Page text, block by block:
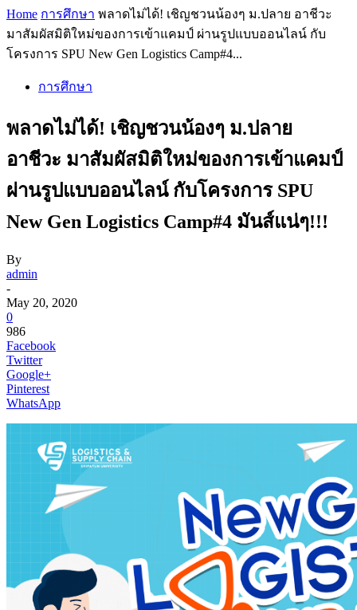
Home การศึกษา พลาดไม่ได้! เชิญชวนน้องๆ ม.ปลาย อาชีวะ
มาสัมผัสมิติใหม่ของการเข้าแคมป์ ผ่านรูปแบบออนไลน์ กับ
โครงการ SPU New Gen Logistics Camp#4...
การศึกษา
พลาดไม่ได้! เชิญชวนน้องๆ ม.ปลาย
อาชีวะ มาสัมผัสมิติใหม่ของการเข้าแคมป์
ผ่านรูปแบบออนไลน์ กับโครงการ SPU
New Gen Logistics Camp#4 มันส์แน่ๆ!!!
By
admin
-
May 20, 2020
0
986
Facebook
Twitter
Google+
Pinterest
WhatsApp